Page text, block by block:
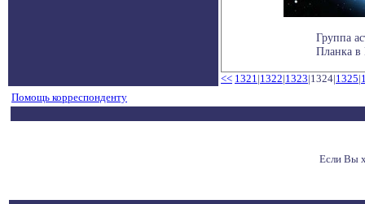
Группа
Планка в
<< 1321|1322|1323|1324|1325|
Помощь корреспонденту
Если Вы